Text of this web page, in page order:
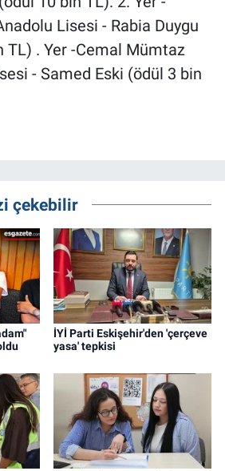
Lisesi - Rabia Duygu
TL) . Yer -Cemal Mümtaz
- Samed Eski (ödül 3 bin
çekebilir
İYİ Parti Eskişehir'den 'çerçeve
yasa' tepkisi